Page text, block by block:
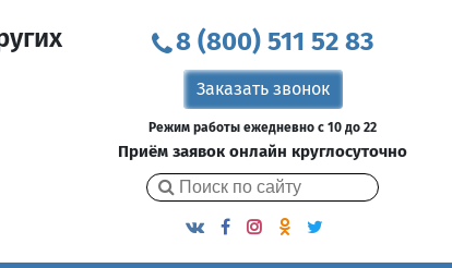
8 (800) 511 52 83
Заказать звонок
Режим работы ежедневно с 10 до 22
Приём заявок онлайн круглосуточно